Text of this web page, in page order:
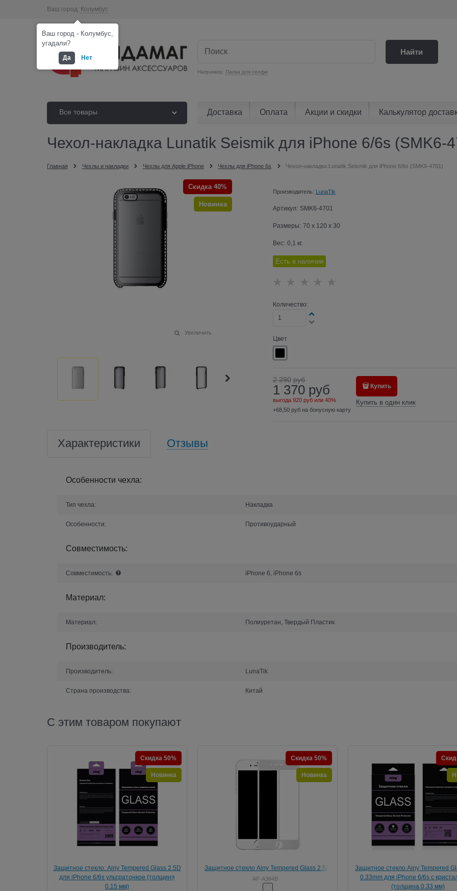
Ваш город: Колумбус
Например: Палка для селфи
Найти
Все товары Доставка Оплата Акции и скидки Калькулятор
Чехол-накладка Lunatik Seismik для iPhone 6/6s (SMK6-
Главная Чехлы и накладки Чехлы для Apple iPhone Чехлы для iPhone 6s Чехол-накладка Lunatik Seismik для iPhone 6/6s (SMK6-4701)
Скидка 40%
Новинка
Увеличить
Производитель: LunaTik
Артикул: SMK6-4701
Размеры: 70 x 120 x 30
Вес: 0,1 кг.
Есть в наличии
Количество:
Цвет
2 290 руб
1 370 руб
выгода 920 рубили 40%
+68,50 руб на бонусную карту
Купить
Купить в один клик
Характеристики Отзывы
Особенности чехла:
Тип чехла: Накладка
Особенности: Противоударный
Совместимость:
Совместимость: iPhone 6, iPhone 6s
Материал:
Материал: Полиуретан, Твердый Пластик
Производитель:
Производитель: LunaTik
Страна производства: Китай
С этим товаром покупают
Защитное стекло: Ainy Tempered Glass 2.5D
для iPhone 6/6s ультратонкое (толщина
0.15 мм)
Скидка 50%
Новинка
Защитное стекло Ainy Tempered Glass 2.5D
Full Screen Cover 0.33mm для iPhone 6/6s
(Защита до скругления, цвет "белый")
AF-A364B
Скидка 50%
Новинка
Защитное стекло Ainy Tempered
0.33mm для iPhone 6/6s с
(толщина 0.33 мм)
Ваш город - Колумбус,
угадали?
Да Нет